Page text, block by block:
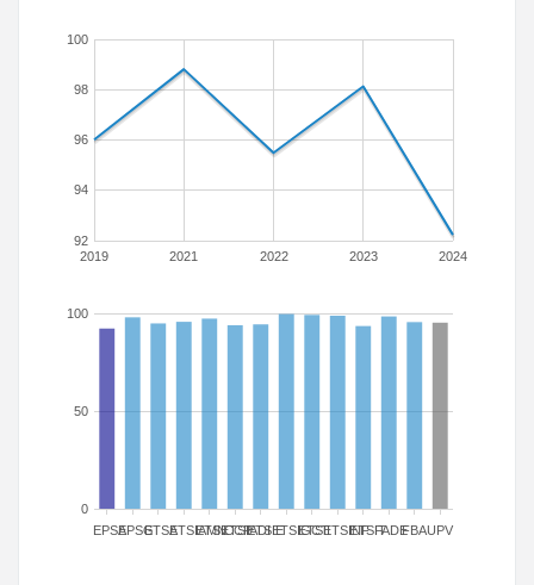
2019 2021 2022 2023 2024
92
94
96
98
100
EPSAEPSGETSAETSIAMN
ETSICCP
ETSIADI
ETSIEETSIGCT
ETSIIETSINFETSITFADEFBAUPV
0
50
100